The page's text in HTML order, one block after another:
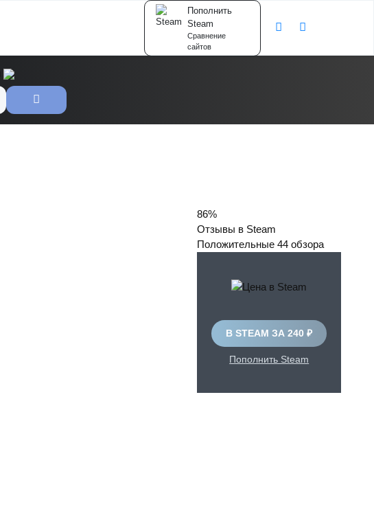
Пополнить
Steam
Сравнение
сайтов
86%
Отзывы в Steam
Положительные 44 обзора
В STEAM ЗА 240 ₽
Пополнить Steam